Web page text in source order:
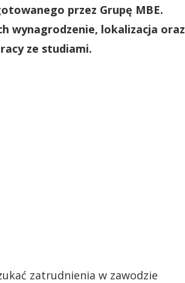
przez Grupę MBE.
wynagrodzenie, lokalizacja oraz
ze studiami.
zatrudnienia w zawodzie